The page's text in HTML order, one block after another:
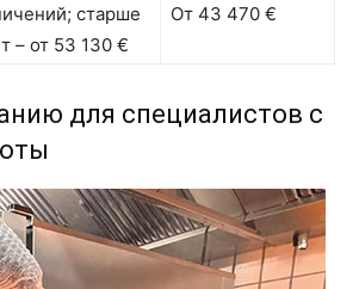
старше
– от 53 130 €
От 43 470 €
для специалистов с